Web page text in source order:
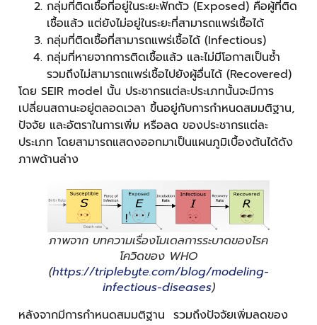
กลุ่มที่ติดเชื้อที่อยู่ในระยะฟักตัว (Exposed) คือผู้ที่ติด
เชื้อแล้ว แต่ยังไม่อยู่ในระยะที่สามารถแพร่เชื้อได้
กลุ่มที่ติดเชื้อที่สามารถแพร่เชื้อได้ (Infectious)
กลุ่มที่หายจากการติดเชื้อแล้ว และไม่มีโอกาสเป็นซ้ำ
รวมถึงไม่สามารถแพร่เชื้อไปยังผู้อื่นได้ (Recovered)
โดย SEIR model นั้น ประชากรแต่ละประเภทนั้นจะมีการ
เปลี่ยนสถานะอยู่ตลอดเวลา ขึ้นอยู่กับการกำหนดสมมติฐาน,
ปัจจัย และอัตราในการเพิ่ม หรือลด ของประชากรแต่ละ
ประเภท โดยสามารถแสดงออกมาเป็นแผนภูมิเบื้องต้นได้ดัง
ภาพด้านล่าง
ภาพจาก บทความเรื่องโมเดลการระบาดของโรค
โควิดของ WHO
(https://triplebyte.com/blog/modeling-
infectious-diseases)
หลังจากมีการกำหนดสมมติฐาน รวมถึงปัจจัยเพิ่มลดของ